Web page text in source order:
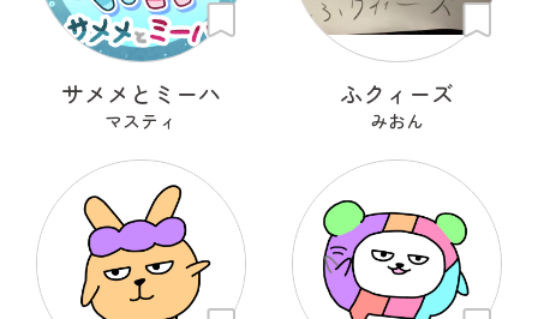
サメメとミーハ
マスティ
ふクィーズ
みおん